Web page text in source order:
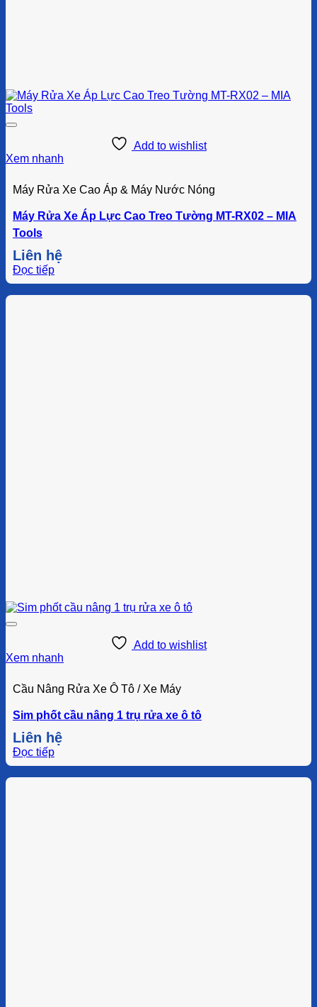
Add to wishlist
Xem nhanh
Máy Rửa Xe Cao Áp & Máy Nước Nóng
Máy Rửa Xe Áp Lực Cao Treo Tường MT-RX02 – MIA
Tools
Liên hệ
Đọc tiếp
Add to wishlist
Xem nhanh
Cầu Nâng Rửa Xe Ô Tô / Xe Máy
Sim phốt cầu nâng 1 trụ rửa xe ô tô
Liên hệ
Đọc tiếp